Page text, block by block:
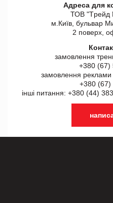
Адреса для
ТОВ "Tрейд
м.Київ, бульвар
2 поверх,
замовлення
+380 (67)
замовлення реклами
+380 (67)
інші питання: +380 (44)